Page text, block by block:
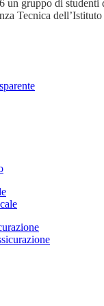
un gruppo di studenti
Tecnica